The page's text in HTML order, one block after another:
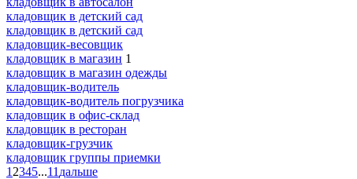
кладовщик в детский сад
кладовщик в детский сад
кладовщик-весовщик
кладовщик в магазин 1
кладовщик в магазин одежды
кладовщик-водитель
кладовщик-водитель погрузчика
кладовщик в офис-склад
кладовщик в ресторан
кладовщик-грузчик
кладовщик группы приемки
1 2345...11 дальше